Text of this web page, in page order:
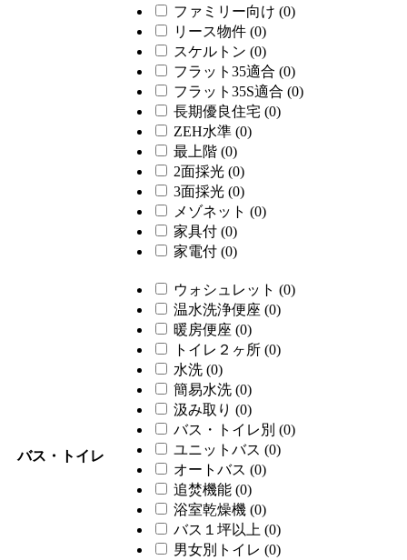
ファミリー向け (0)
リース物件 (0)
スケルトン (0)
フラット35適合 (0)
フラット35S適合 (0)
長期優良住宅 (0)
ZEH水準 (0)
最上階 (0)
2面採光 (0)
3面採光 (0)
メゾネット (0)
家具付 (0)
家電付 (0)
バス・トイレ
ウォシュレット (0)
温水洗浄便座 (0)
暖房便座 (0)
トイレ２ヶ所 (0)
水洗 (0)
簡易水洗 (0)
汲み取り (0)
バス・トイレ別 (0)
ユニットバス (0)
オートバス (0)
追焚機能 (0)
浴室乾燥機 (0)
バス１坪以上 (0)
男女別トイレ (0)